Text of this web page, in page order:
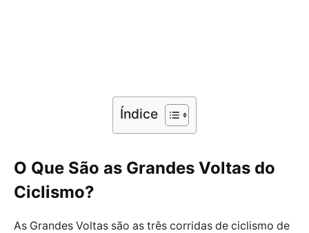
Índice
O Que São as Grandes Voltas do
Ciclismo?
As Grandes Voltas são as três corridas de ciclismo de